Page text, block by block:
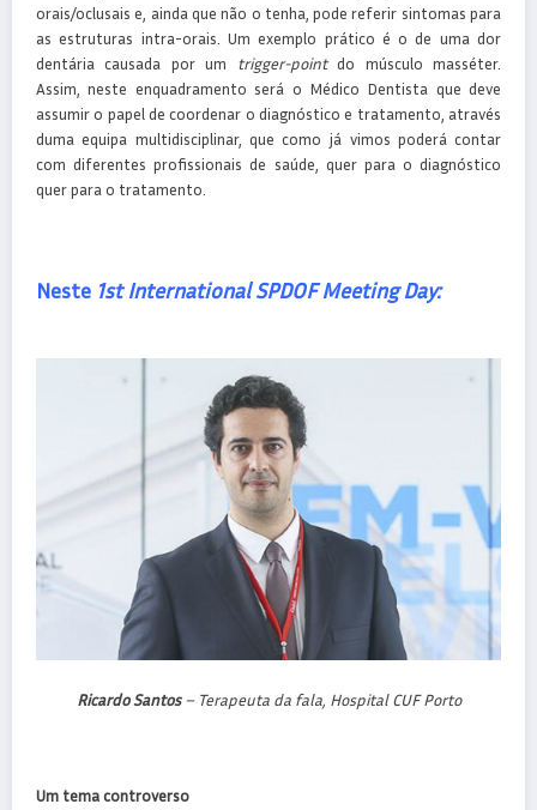
orais/oclusais e, ainda que não o tenha, pode referir sintomas para
as estruturas intra-orais. Um exemplo prático é o de uma dor
dentária causada por um trigger-pointdo músculo masséter.
Assim, neste enquadramento será o Médico Dentista que deve
assumir o papel de coordenar o diagnóstico e tratamento, através
duma equipa multidisciplinar, que como já vimos poderá contar
com diferentes profissionais de saúde, quer para o diagnóstico
quer para o tratamento.
Neste 1st International SPDOF Meeting Day:
Ricardo Santos– Terapeuta da fala, Hospital CUF Porto
Um tema controverso